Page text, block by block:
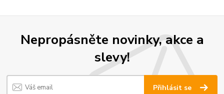
Nepropásněte novinky, akce a
slevy!
Přihlásit se